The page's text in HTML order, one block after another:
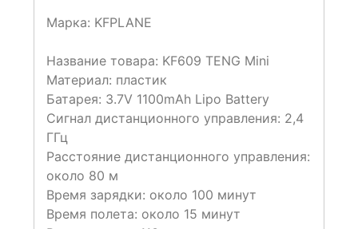
Марка: KFPLANE
Название товара: KF609 TENG Mini
Материал: пластик
Батарея: 3.7V 1100mAh Lipo Battery
Сигнал дистанционного управления: 2,4
ГГц
Расстояние дистанционного управления:
около 80 м
Время зарядки: около 100 минут
Время полета: около 15 минут